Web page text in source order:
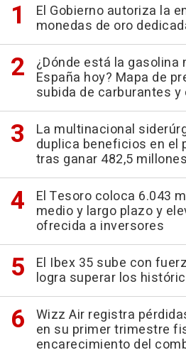
El Gobierno autoriza la
monedas de oro
¿Dónde está la gasolina
España hoy? Mapa de
subida de carburantes
La multinacional
duplica beneficios en el
tras ganar 482,5 millones
El Tesoro coloca 6.043
medio y largo plazo y
ofrecida a inversores
El Ibex 35 sube con
logra superar los
Wizz Air registra
en su primer trimestre
encarecimiento del